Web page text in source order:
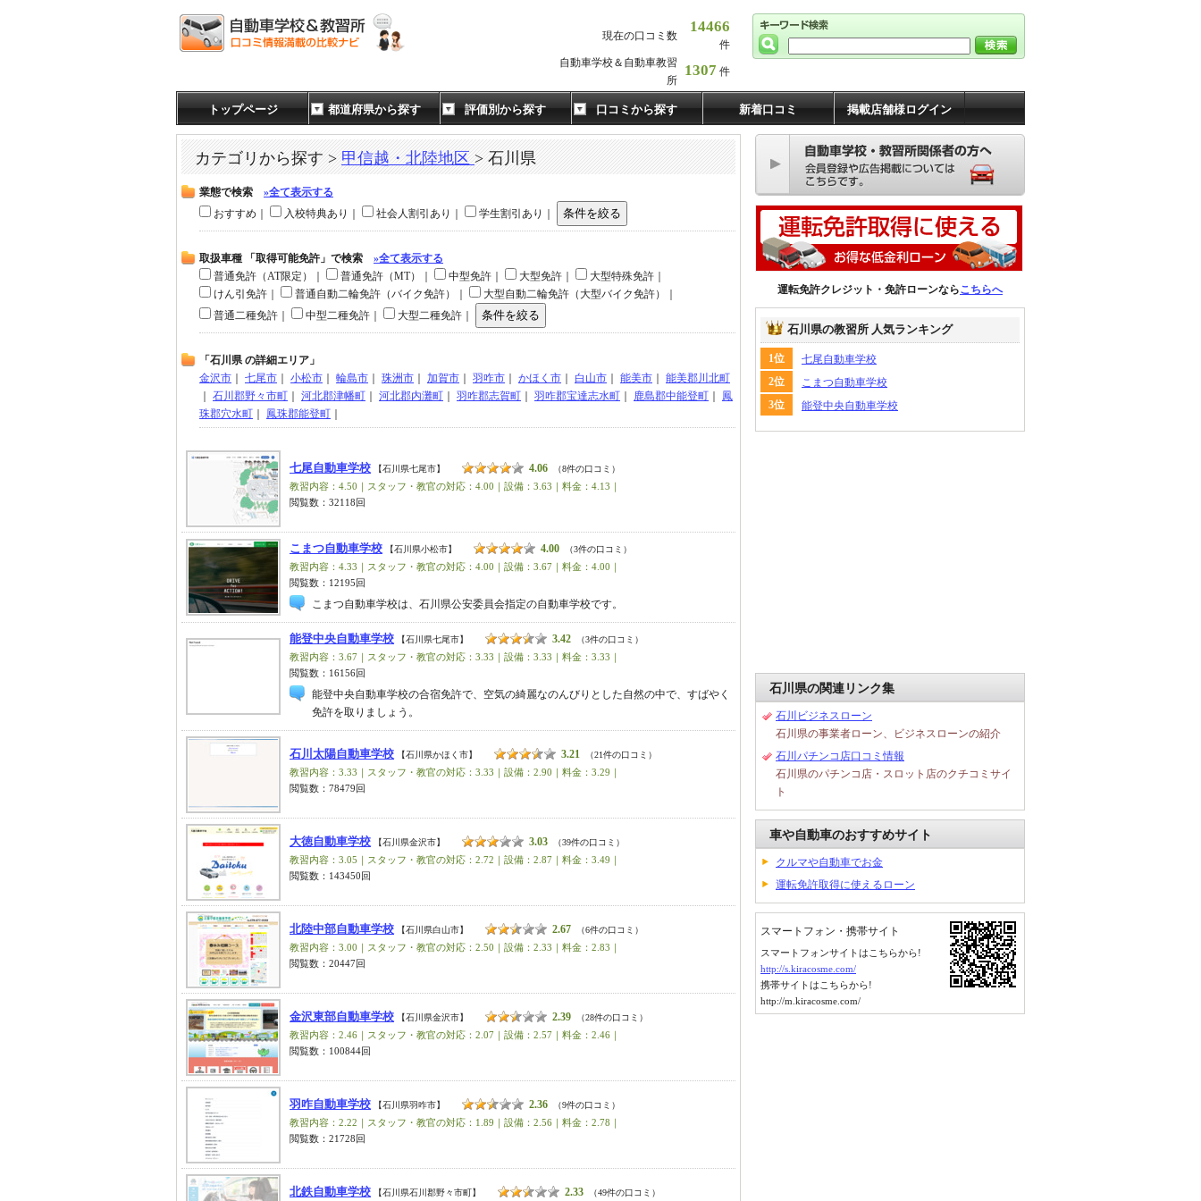
現在の口コミ数
14466
件
自動車学校＆自動車教習
所
1307 件
トップページ 都道府県から探す 評価別から探す 口コミから探す 新着口コミ 掲載店舗様ログイン
カテゴリから探す > 甲信越・北陸地区 > 石川県
業態で検索 »全て表示する
おすすめ｜
入校特典あり｜ 社会人割引あり｜ 学生割引あり｜
取扱車種 「取得可能免許」で検索 »全て表示する
普通免許（AT限定）｜
普通免許（MT）｜ 中型免許｜ 大型免許｜
大型特殊免許｜
けん引免許｜
普通自動二輪免許（バイク免許）｜
大型自動二輪免許（大型バイク免許）｜
普通二種免許｜
中型二種免許｜ 大型二種免許｜
「石川県 の詳細エリア」
金沢市
七尾市 小松市 輪島市 珠洲市 加賀市 羽咋市 かほく市 白山市 能美市
能美郡川北町
石川郡野々市町 河北郡津幡町 河北郡内灘町 羽咋郡志賀町 羽咋郡宝達志水町 鹿島郡中能登町
鳳
珠郡穴水町
鳳珠郡能登町
七尾自動車学校 【石川県七尾市】 4.06 （8件の口コミ）
教習内容：4.50｜スタッフ・教官の対応：4.00｜設備：3.63｜料金：4.13｜
閲覧数：32118回
こまつ自動車学校 【石川県小松市】 4.00 （3件の口コミ）
教習内容：4.33｜スタッフ・教官の対応：4.00｜設備：3.67｜料金：4.00｜
閲覧数：12195回
こまつ自動車学校は、石川県公安委員会指定の自動車学校です。
能登中央自動車学校 【石川県七尾市】 3.42 （3件の口コミ）
教習内容：3.67｜スタッフ・教官の対応：3.33｜設備：3.33｜料金：3.33｜
閲覧数：16156回
能登中央自動車学校の合宿免許で、空気の綺麗なのんびりとした自然の中で、すばやく
免許を取りましょう。
石川太陽自動車学校 【石川県かほく市】 3.21 （21件の口コミ）
教習内容：3.33｜スタッフ・教官の対応：3.33｜設備：2.90｜料金：3.29｜
閲覧数：78479回
大徳自動車学校 【石川県金沢市】 3.03 （39件の口コミ）
教習内容：3.05｜スタッフ・教官の対応：2.72｜設備：2.87｜料金：3.49｜
閲覧数：143450回
北陸中部自動車学校 【石川県白山市】 2.67 （6件の口コミ）
教習内容：3.00｜スタッフ・教官の対応：2.50｜設備：2.33｜料金：2.83｜
閲覧数：20447回
金沢東部自動車学校 【石川県金沢市】 2.39 （28件の口コミ）
教習内容：2.46｜スタッフ・教官の対応：2.07｜設備：2.57｜料金：2.46｜
閲覧数：100844回
羽咋自動車学校 【石川県羽咋市】 2.36 （9件の口コミ）
教習内容：2.22｜スタッフ・教官の対応：1.89｜設備：2.56｜料金：2.78｜
閲覧数：21728回
北鉄自動車学校 【石川県石川郡野々市町】 2.33 （49件の口コミ）
運転免許クレジット・免許ローンならこちらへ
石川県の教習所 人気ランキング
1位
七尾自動車学校
2位
こまつ自動車学校
3位
能登中央自動車学校
石川県の関連リンク集
石川ビジネスローン
石川県の事業者ローン、ビジネスローンの紹介
石川パチンコ店口コミ情報
石川県のパチンコ店・スロット店のクチコミサイ
ト
車や自動車のおすすめサイト
クルマや自動車でお金
運転免許取得に使えるローン
スマートフォン・携帯サイト
スマートフォンサイトはこちらから!
http://s.kiracosme.com/
携帯サイトはこちらから!
http://m.kiracosme.com/